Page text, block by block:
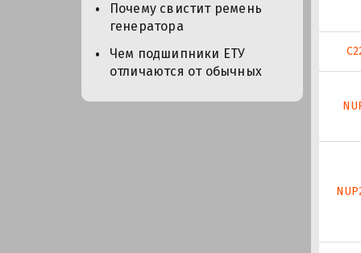
Почему свистит ремень
генератора
Чем подшипники ЕТУ
отличаются от обычных